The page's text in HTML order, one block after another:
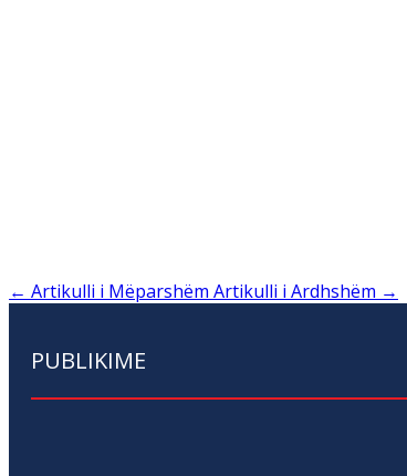
← Artikulli i Mëparshëm Artikulli i Ardhshëm →
PUBLIKIME